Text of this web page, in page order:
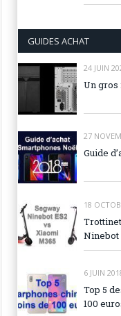
GUIDES ACHAT
24 JUIN
Un gros
27
Guide
18
Ninebot
6 JUIN
Top 5
100